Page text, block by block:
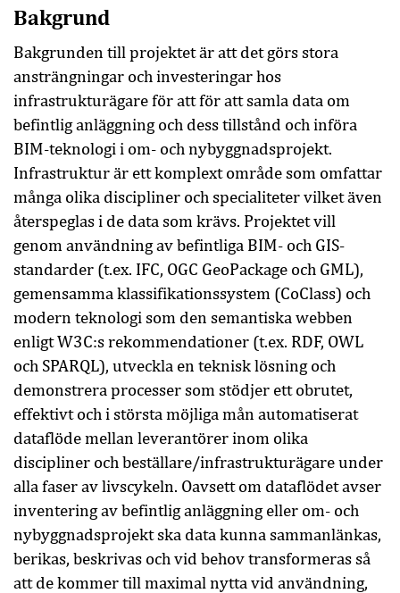
Bakgrund
Bakgrunden till projektet är att det görs stora
ansträngningar och investeringar hos
infrastrukturägare för att för att samla data om
befintlig anläggning och dess tillstånd och införa
BIM-teknologi i om- och nybyggnadsprojekt.
Infrastruktur är ett komplext område som omfattar
många olika discipliner och specialiteter vilket även
återspeglas i de data som krävs. Projektet vill
genom användning av befintliga BIM- och GIS-
standarder (t.ex. IFC, OGC GeoPackage och GML),
gemensamma klassifikationssystem (CoClass) och
modern teknologi som den semantiska webben
enligt W3C:s rekommendationer (t.ex. RDF, OWL
och SPARQL), utveckla en teknisk lösning och
demonstrera processer som stödjer ett obrutet,
effektivt och i största möjliga mån automatiserat
dataflöde mellan leverantörer inom olika
discipliner och beställare/infrastrukturägare under
alla faser av livscykeln. Oavsett om dataflödet avser
inventering av befintlig anläggning eller om- och
nybyggnadsprojekt ska data kunna sammanlänkas,
berikas, beskrivas och vid behov transformeras så
att de kommer till maximal nytta vid användning,